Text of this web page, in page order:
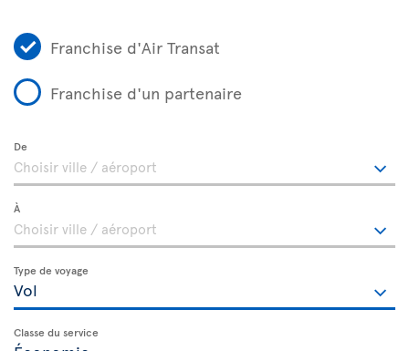
Franchise d'Air Transat
Franchise d'un partenaire
De
À
Type de voyage
Classe du service